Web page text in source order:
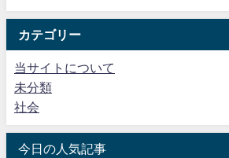
カテゴリー
当サイトについて
未分類
社会
今日の人気記事